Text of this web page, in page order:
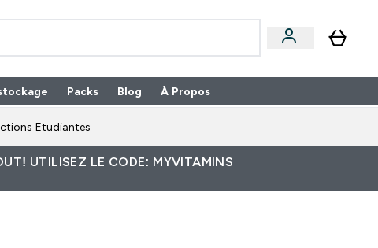
Packs Enter Packs submenu
Blog À Propos
Etudiantes
UTILISEZ LE CODE: MYVITAMINS